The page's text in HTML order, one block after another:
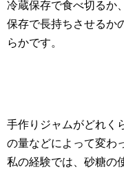
冷蔵保存で食べ切るか
保存で長持ちさせるか
らかです。
手作りジャムがどれく
の量などによって変わ
私の経験では、砂糖の